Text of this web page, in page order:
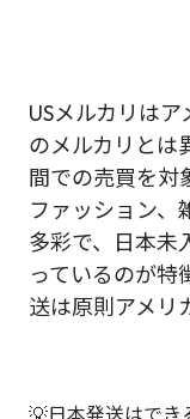
USメルカリは
のメルカリとは
間での売買を対
ファッション、
多彩で、日本未
っているのが特
送は原則アメリ